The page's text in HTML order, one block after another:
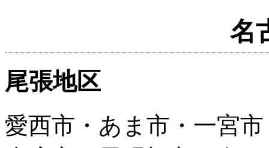
名
尾張地区
愛西市・あま市・一宮